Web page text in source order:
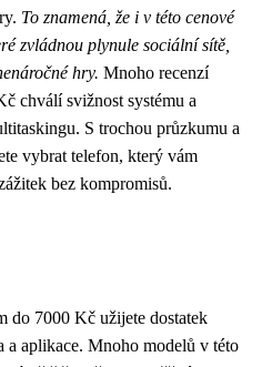
To znamená, že i v této cenové
zvládnou plynule sociální sítě,
hry. Mnoho recenzí
chválí svižnost systému a
S trochou průzkumu a
vybrat telefon, který vám
bez kompromisů.
do 7000 Kč užijete dostatek
a aplikace. Mnoho modelů v této